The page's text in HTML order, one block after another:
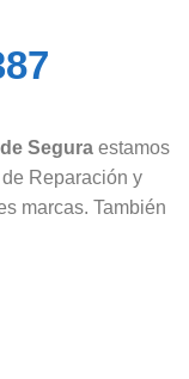
Segura estamos
Reparación y
marcas. También